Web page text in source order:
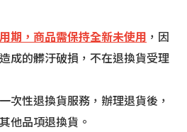
期，商品需保持全新未使用 ，因
成的髒汙破損，不在退換貨受理
次性退換貨服務，辦理退貨後，
他品項退換貨。